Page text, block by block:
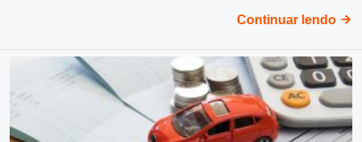
Continuar lendo